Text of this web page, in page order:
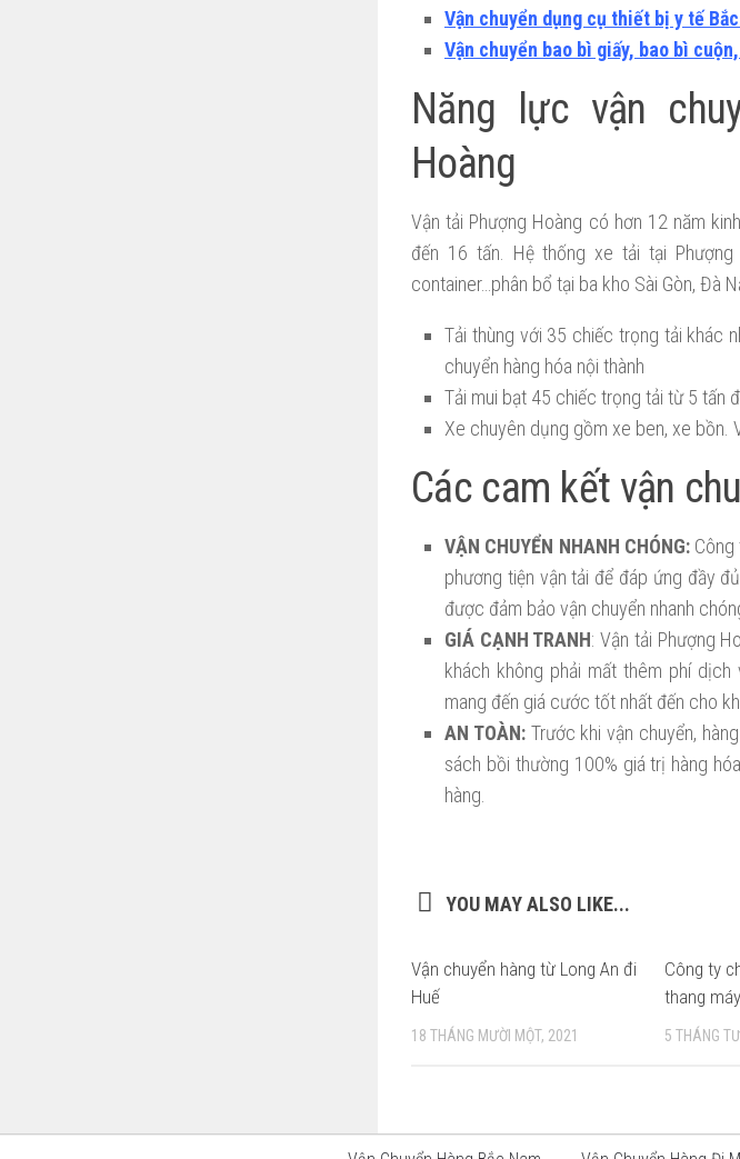
Vận chuyển dụng cụ thiết bị y tế
Vận chuyển bao bì giấy, bao bì
Năng lực vận
Hoàng
Vận tải Phượng Hoàng có hơn 12 năm
đến 16 tấn. Hệ thống xe tải tại
container…phân bổ tại ba kho Sài Gòn, Đà
Tải thùng với 35 chiếc trọng tải khác
chuyển hàng hóa nội thành
Tải mui bạt 45 chiếc trọng tải từ 5 tấn
Xe chuyên dụng gồm xe ben, xe bồn.
Các cam kết vận
VẬN CHUYỂN NHANH CHÓNG:Công
phương tiện vận tải để đáp ứng đầy
được đảm bảo vận chuyển nhanh
GIÁ CẠNH TRANH: Vận tải Phượng
khách không phải mất thêm phí
mang đến giá cước tốt nhất đến cho
AN TOÀN:Trước khi vận chuyển,
sách bồi thường 100% giá trị hàng
hàng.
YOU MAY ALSO LIKE...
Vận chuyển hàng từ Long An đi
Huế
18 THÁNG MƯỜI MỘT, 2021
Công ty
thang
5 THÁNG